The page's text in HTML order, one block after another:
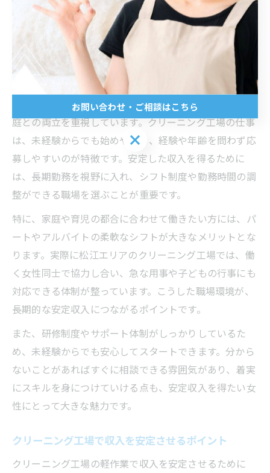
クリーニング工場勤務で安定収入を
目指すには
軽作業で安定収入を得る働き方のコツ
松江市で軽作業を選ぶ女性の多くは、安定した収入と家
庭との両立を重視しています。クリーニング工場の仕事
は、未経験からでも始めやすく、経験や年齢を問わず応
募しやすいのが特徴です。安定した収入を得るために
は、長期勤務を視野に入れ、シフト制度や勤務時間の調
整ができる職場を選ぶことが重要です。
特に、家庭や育児の都合に合わせて働きたい方には、パ
ートやアルバイトの柔軟なシフトが大きなメリットとな
ります。実際に松江エリアのクリーニング工場では、働
く女性同士で協力し合い、急な用事や子どもの行事にも
対応できる体制が整っています。こうした職場環境が、
長期的な安定収入につながるポイントです。
また、研修制度やサポート体制がしっかりしているた
め、未経験からでも安心してスタートできます。分から
ないことがあればすぐに相談できる雰囲気があり、着実
にスキルを身につけていける点も、安定収入を得たい女
性にとって大きな魅力です。
クリーニング工場で収入を安定させるポイント
クリーニング工場の軽作業で収入を安定させるために
お問い合わせ・ご相談はこちら
お問い合わせ・ご相談はこちら